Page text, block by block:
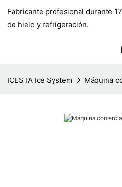
Fabricante profesional durante
de hielo y refrigeración.
ICESTA Ice System Máquina